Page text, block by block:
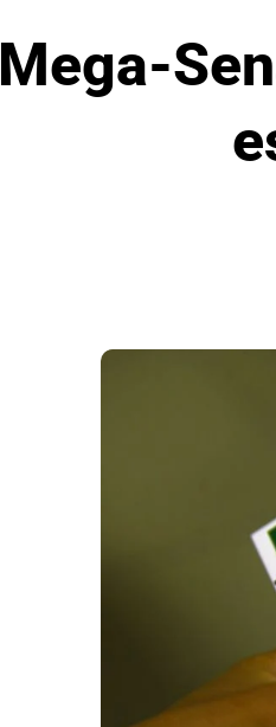
Mega-